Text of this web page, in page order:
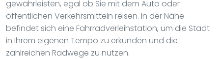
gewährleisten, egal ob Sie mit dem Auto oder
öffentlichen Verkehrsmitteln reisen. In der Nähe
befindet sich eine Fahrradverleihstation, um die Stadt
in Ihrem eigenen Tempo zu erkunden und die
zahlreichen Radwege zu nutzen.